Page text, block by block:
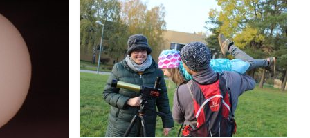
BADANIA NAUKOWE
Dziedziny badań
Seminaria
Publikacje
Granty